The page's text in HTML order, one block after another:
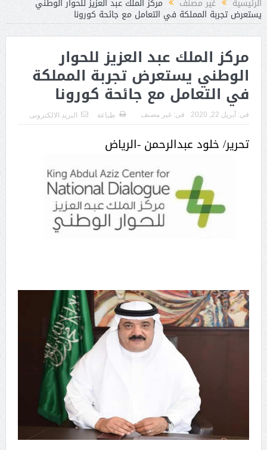
يستعرض تجربة المملكة في التعامل مع جائحة كورونا
مركز الملك عبد العزيز للحوار
الوطني يستعرض تجربة المملكة
في التعامل مع جائحة كورونا
فى: أبريل 22, 2020 فى: غير مصنف طباعة البريد الالكترونى
تحرير/ خلود عبدالرحمن -الرياض